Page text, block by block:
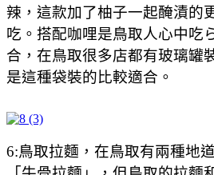
辣，這款加了柚子一起醃漬的
吃。搭配咖哩是鳥取人心中吃
合，在鳥取很多店都有玻璃罐
是這種袋裝的比較適合。
6:鳥取拉麵，在鳥取有兩種地